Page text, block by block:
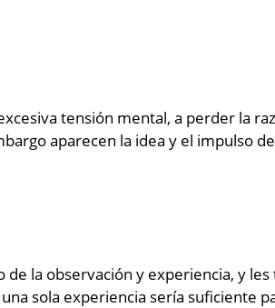
tensión mental, a perder la
aparecen la idea y el impulso
de la observación y experiencia, y
sola experiencia sería suficiente